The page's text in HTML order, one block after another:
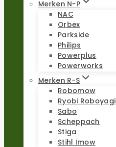
Merken N-P
NAC
Orbex
Parkside
Philips
Powerplus
Powerworks
Merken R-S
Robomow
Ryobi Roboyagi
Sabo
Scheppach
Stiga
Stihl Imow